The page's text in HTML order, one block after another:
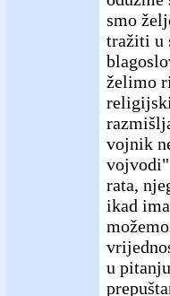
smo
tražiti u
želimo
vojnik
rata,
ikad
u